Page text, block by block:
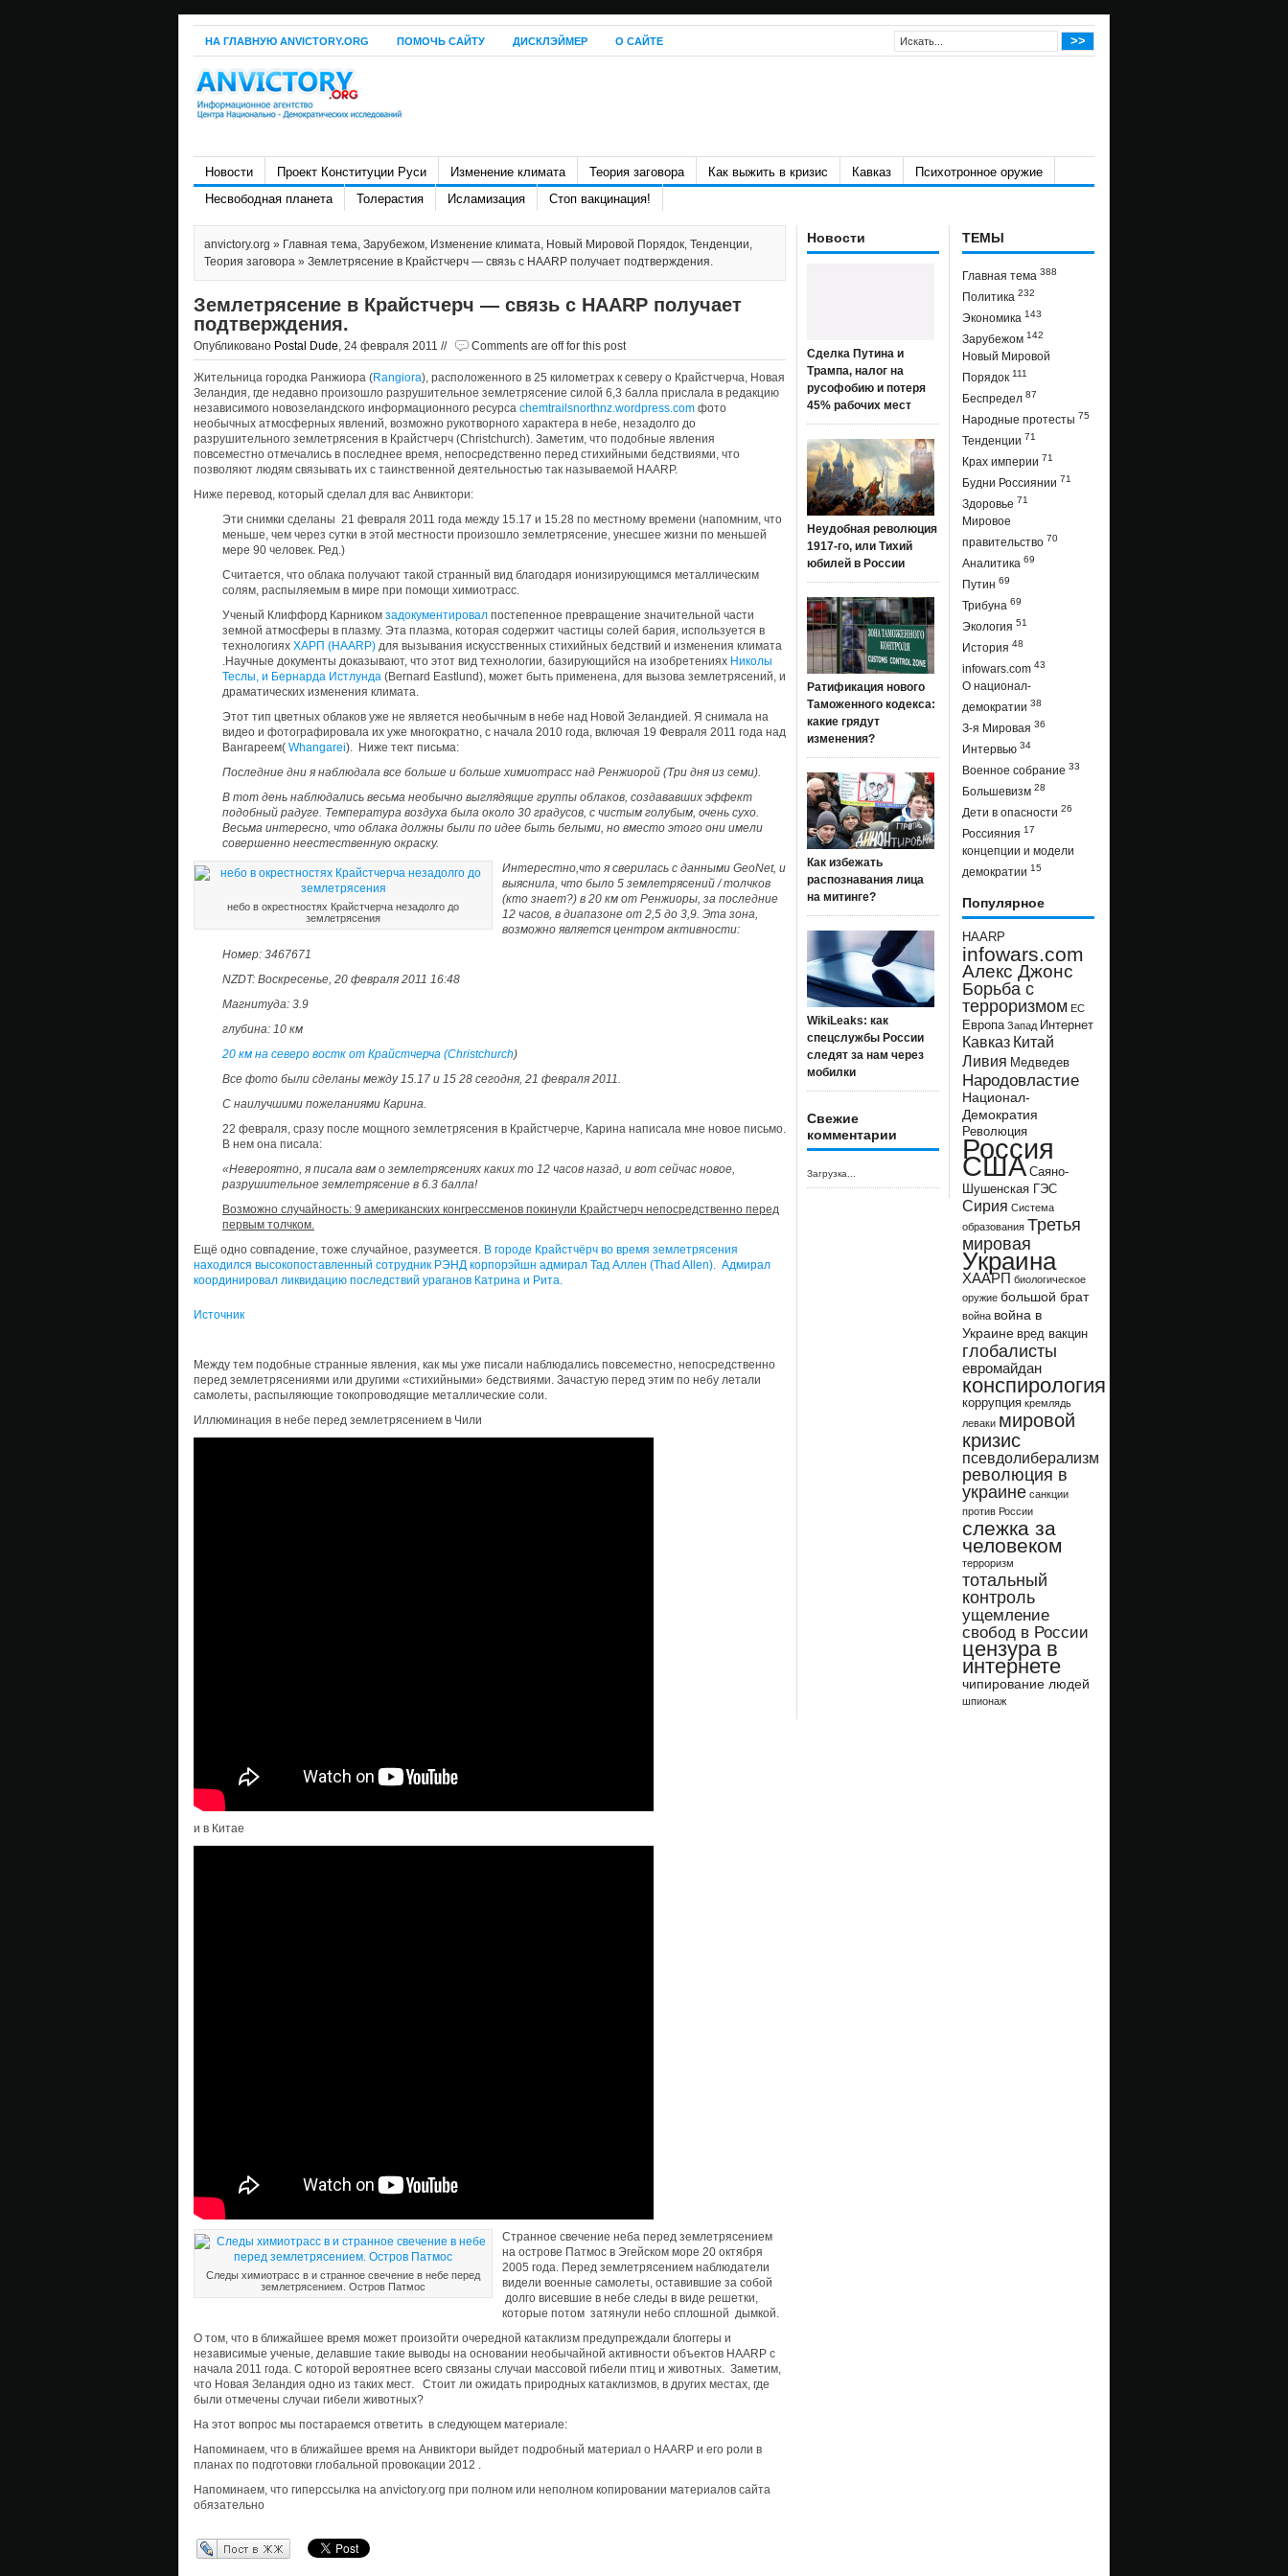
НА ГЛАВНУЮ ANVICTORY.ORG ПОМОЧЬ САЙТУ ДИСКЛЭЙМЕР О САЙТЕ
Новости Проект Конституции Руси Изменение климата Теория заговора Как выжить в кризис Кавказ
Психотронное оружие
Несвободная планета
Толерастия Исламизация Стоп вакцинация!
anvictory.org » Главная тема, Зарубежом, Изменение климата, Новый Мировой Порядок, Тенденции,
Теория заговора » Землетрясение в Крайстчерч — связь с HAARP получает подтверждения.
Землетрясение в Крайстчерч — связь с HAARP получает
подтверждения.
Опубликовано Postal Dude, 24 февраля 2011 // Comments are off for this post
Жительница городка Ранжиора (Rangiora), расположенного в 25 километрах к северу о Крайстчерча, Новая
Зеландия, где недавно произошло разрушительное землетрясение силой 6,3 балла прислала в редакцию
независимого новозеландского информационного ресурса chemtrailsnorthnz.wordpress.com фото
необычных атмосферных явлений, возможно рукотворного характера в небе, незадолго до
разрушительного землетрясения в Крайстчерч (Christchurch). Заметим, что подобные явления
повсеместно отмечались в последнее время, непосредственно перед стихийными бедствиями, что
позволяют людям связывать их с таинственной деятельностью так называемой HAARP.
Ниже перевод, который сделал для вас Анвиктори:
Эти снимки сделаны 21 февраля 2011 года между 15.17 и 15.28 по местному времени (напомним, что
меньше, чем через сутки в этой местности произошло землетрясение, унесшее жизни по меньшей
мере 90 человек. Ред.)
Считается, что облака получают такой странный вид благодаря ионизирующимся металлическим
солям, распыляемым в мире при помощи химиотрасс.
Ученый Клиффорд Карником задокументировал постепенное превращение значительной части
земной атмосферы в плазму. Эта плазма, которая содержит частицы солей бария, используется в
технологиях ХАРП (HAARP) для вызывания искусственных стихийных бедствий и изменения климата
.Научные документы доказывают, что этот вид технологии, базирующийся на изобретениях Николы
Теслы, и Бернарда Истлунда (Bernard Eastlund), может быть применена, для вызова землетрясений, и
драматических изменения климата.
Этот тип цветных облаков уже не является необычным в небе над Новой Зеландией. Я снимала на
видео и фотографировала их уже многократно, с начала 2010 года, включая 19 Февраля 2011 года над
Вангареем( Whangarei). Ниже тект письма:
Последние дни я наблюдала все больше и больше химиотрасс над Ренжиорой (Три дня из семи).
В тот день наблюдались весьма необычно выглядящие группы облаков, создававших эффект
подобный радуге. Температура воздуха была около 30 градусов, с чистым голубым, очень сухо.
Весьма интересно, что облака должны были по идее быть белыми, но вместо этого они имели
совершенно неестественную окраску.
небо в окрестностях Крайстчерча незадолго до
землетрясения
Интерестно,что я сверилась с данными GeoNet, и
выяснила, что было 5 землетрясений / толчков
(кто знает?) в 20 км от Ренжиоры, за последние
12 часов, в диапазоне от 2,5 до 3,9. Эта зона,
возможно является центром активности:
Номер: 3467671
NZDT: Воскресенье, 20 февраля 2011 16:48
Магнитуда: 3.9
глубина: 10 км
20 км на северо востк от Крайстчерча (Christchurch)
Все фото были сделаны между 15.17 и 15 28 сегодня, 21 февраля 2011.
С наилучшими пожеланиями Карина.
22 февраля, сразу после мощного землетрясения в Крайстчерче, Карина написала мне новое письмо.
В нем она писала:
«Невероятно, я писала вам о землетрясениях каких то 12 часов назад, и вот сейчас новое,
разрушительное землетрясение в 6.3 балла!
Возможно случайность: 9 американских конгрессменов покинули Крайстчерч непосредственно перед
первым толчком.
Ещё одно совпадение, тоже случайное, разумеется. В городе Крайстчёрч во время землетрясения
находился высокопоставленный сотрудник РЭНД корпорэйшн адмирал Тад Аллен (Thad Allen). Адмирал
координировал ликвидацию последствий ураганов Катрина и Рита.
Источник
Между тем подобные странные явления, как мы уже писали наблюдались повсеместно, непосредственно
перед землетрясениями или другими «стихийными» бедствиями. Зачастую перед этим по небу летали
самолеты, распыляющие токопроводящие металлические соли.
Иллюминация в небе перед землетрясением в Чили
и в Китае
Следы химиотрасс в и странное свечение в небе перед
землетрясением. Остров Патмос
Странное свечение неба перед землетрясением
на острове Патмос в Эгейском море 20 октября
2005 года. Перед землетрясением наблюдатели
видели военные самолеты, оставившие за собой
долго висевшие в небе следы в виде решетки,
которые потом затянули небо сплошной дымкой.
О том, что в ближайшее время может произойти очередной катаклизм предупреждали блоггеры и
независимые ученые, делавшие такие выводы на основании необычайной активности объектов HAARP с
начала 2011 года. C которой вероятнее всего связаны случаи массовой гибели птиц и животных. Заметим,
что Новая Зеландия одно из таких мест. Стоит ли ожидать природных катаклизмов, в других местах, где
были отмечены случаи гибели животных?
На этот вопрос мы постараемся ответить в следующем материале:
Напоминаем, что в ближайшее время на Анвиктори выйдет подробный материал о HAARP и его роли в
планах по подготовки глобальной провокации 2012 .
Напоминаем, что гиперссылка на anvictory.org при полном или неполном копировании материалов сайта
обязательно
Перепост в ЖЖ
Новости
Сделка Путина и
Трампа, налог на
русофобию и потеря
45% рабочих мест
Неудобная революция
1917-го, или Тихий
юбилей в России
Ратификация нового
Таможенного кодекса:
какие грядут
изменения?
Как избежать
распознавания лица
на митинге?
WikiLeaks: как
спецслужбы России
следят за нам через
мобилки
Свежие
комментарии
Загрузка...
ТЕМЫ
Главная тема 388
Политика 232
Экономика 143
Зарубежом 142
Новый Мировой
Порядок 111
Беспредел 87
Народные протесты 75
Тенденции 71
Крах империи 71
Будни Россиянии 71
Здоровье 71
Мировое
правительство 70
Аналитика 69
Путин 69
Трибуна 69
Экология 51
История 48
infowars.com 43
О национал-
демократии 38
З-я Мировая 36
Интервью 34
Военное собрание 33
Большевизм 28
Дети в опасности 26
Россияния 17
концепции и модели
демократии 15
Популярное
HAARP
infowars.com
Алекс Джонс
Борьба с
терроризмом ЕС
Европа Запад Интернет
Кавказ Китай
Ливия Медведев
Народовластие
Национал-
Демократия
Революция
Россия
США Саяно-
Шушенская ГЭС
Сирия Система
образования Третья
мировая
Украина
ХААРП биологическое
оружие большой брат
война война в
Украине вред вакцин
глобалисты
евромайдан
конспирология
коррупция кремлядь
леваки мировой
кризис
псевдолиберализм
революция в
украине санкции
против России
слежка за
человеком
терроризм
тотальный
контроль
ущемление
свобод в России
цензура в
интернете
чипирование людей
шпионаж